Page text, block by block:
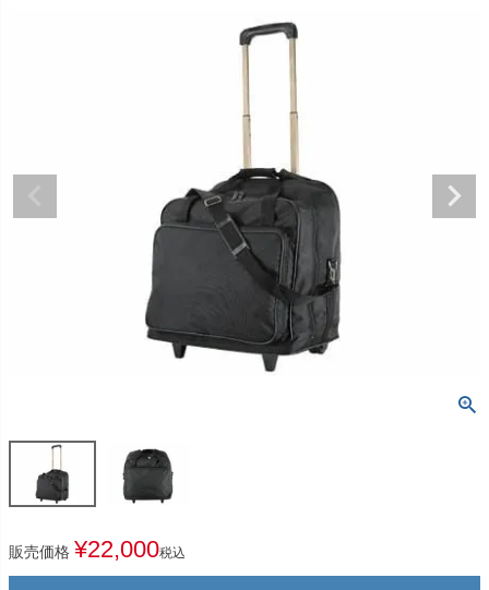
販売価格 ¥22,000税込